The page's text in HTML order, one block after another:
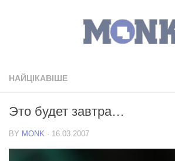
НАЙЦІКАВІШЕ
Это будет завтра…
BY MONK · 16.03.2007